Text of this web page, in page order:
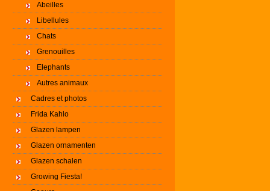
Abeilles
Libellules
Chats
Grenouilles
Elephants
Autres animaux
Cadres et photos
Frida Kahlo
Glazen lampen
Glazen ornamenten
Glazen schalen
Growing Fiesta!